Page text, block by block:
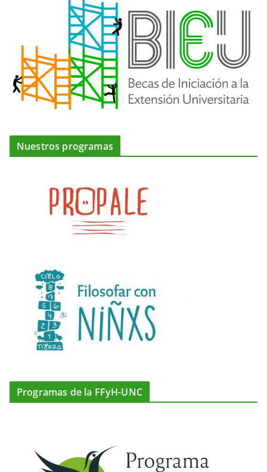
Nuestros programas
Programas de la FFyH-UNC